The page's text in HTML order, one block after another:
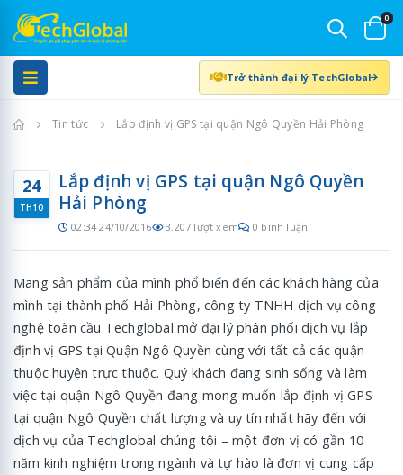
0
Trở thành đại lý TechGlobal
Trang chủ
Tin tức Lắp định vị GPS tại quận Ngô Quyền Hải Phòng
24
TH10
Lắp định vị GPS tại quận Ngô Quyền
Hải Phòng
02:34 24/10/2016 3.207 lượt xem 0 bình luận
Mang sản phẩm của mình phổ biến đến các khách hàng của
mình tại thành phố Hải Phòng, công ty TNHH dịch vụ công
nghệ toàn cầu Techglobal mở đại lý phân phối dịch vụ lắp
định vị GPS tại Quận Ngô Quyền cùng với tất cả các quận
thuộc huyện trực thuộc. Quý khách đang sinh sống và làm
việc tại quận Ngô Quyền đang mong muốn lắp định vị GPS
tại quận Ngô Quyền chất lượng và uy tín nhất hãy đến với
dịch vụ của Techglobal chúng tôi – một đơn vị có gần 10
năm kinh nghiệm trong ngành và tự hào là đơn vị cung cấp